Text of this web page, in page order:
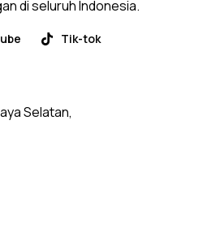
di seluruh Indonesia.
Tik-tok
Selatan,